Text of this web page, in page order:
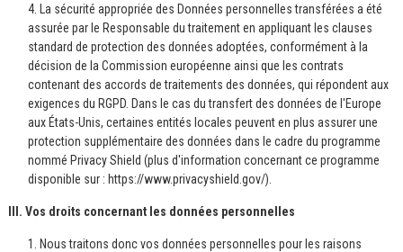
4. La sécurité appropriée des Données personnelles transférées a été
assurée par le Responsable du traitement en appliquant les clauses
standard de protection des données adoptées, conformément à la
décision de la Commission européenne ainsi que les contrats
contenant des accords de traitements des données, qui répondent aux
exigences du RGPD. Dans le cas du transfert des données de l'Europe
aux États-Unis, certaines entités locales peuvent en plus assurer une
protection supplémentaire des données dans le cadre du programme
nommé Privacy Shield (plus d'information concernant ce programme
disponible sur : https://www.privacyshield.gov/).
III. Vos droits concernant les données personnelles
1. Nous traitons donc vos données personnelles pour les raisons